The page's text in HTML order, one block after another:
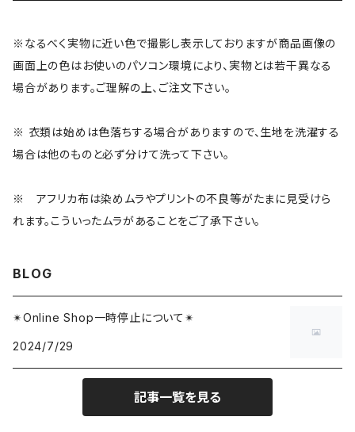
シューズ
ヘアバンド
アフリカ雑貨
※なるべく実物に近い色で撮影し表示しておりますが商品画像の
画面上の色はお使いのパソコン環境により、実物とは若干異なる
場合があります。ご理解の上、ご注文下さい。
※ 衣類は始めは色落ちする場合がありますので、生地を洗濯する
場合は他のものと必ず分けて洗って下さい。
※ アフリカ布は染めムラやプリントの不良等がたまに見受けら
れます。こういったムラがあることをご了承下さい。
BLOG
✴︎Online Shop一時停止について✴︎
2024/7/29
記事一覧を見る